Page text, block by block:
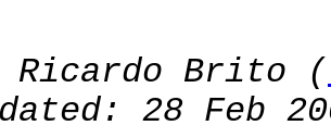
Ricardo Brito (
28 Feb